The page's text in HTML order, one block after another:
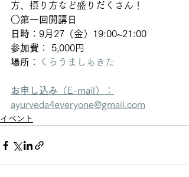
方、摂り方など盛りだくさん！
○第一回開講日
日時 ：9月27（金）19:00~21:00
参加費 ： 5,000円
場所 ： くらうましもきた
お申し込み （E-mail）：
ayurveda4everyone@gmail.com
イベント